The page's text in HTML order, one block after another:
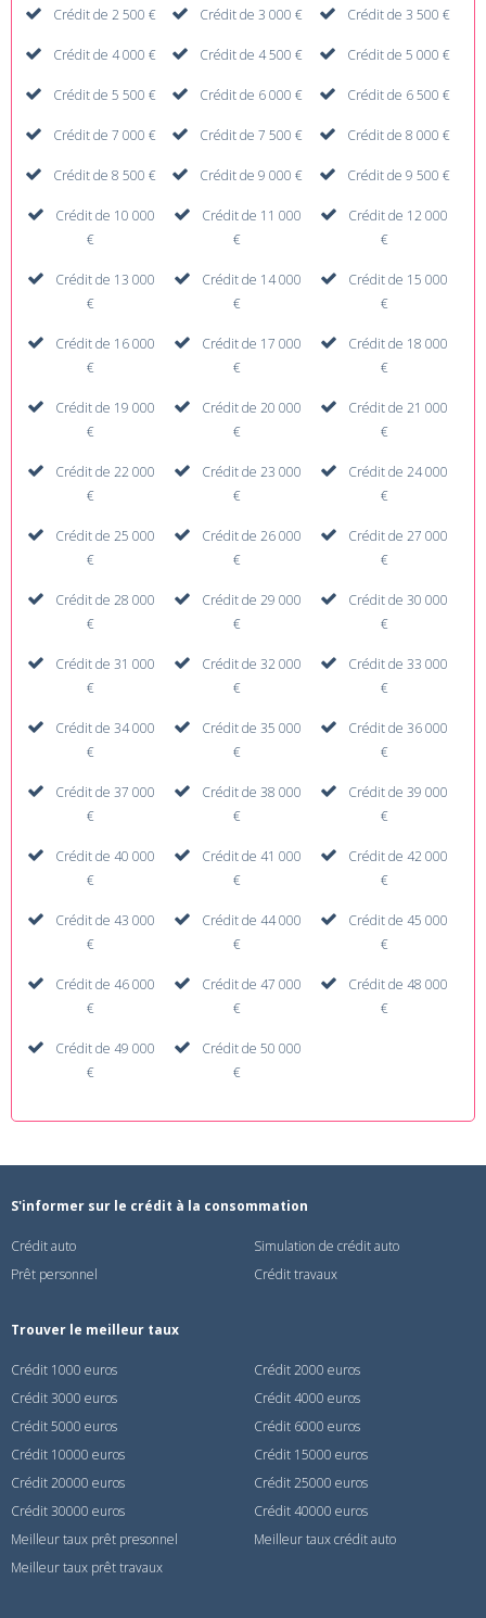
Crédit de 2 500 € Crédit de 3 000 € Crédit de 3 500 €
Crédit de 4 000 € Crédit de 4 500 € Crédit de 5 000 €
Crédit de 5 500 € Crédit de 6 000 € Crédit de 6 500 €
Crédit de 7 000 € Crédit de 7 500 € Crédit de 8 000 €
Crédit de 8 500 € Crédit de 9 000 € Crédit de 9 500 €
Crédit de 10 000
€
Crédit de 11 000
€
Crédit de 12 000
€
Crédit de 13 000
€
Crédit de 14 000
€
Crédit de 15 000
€
Crédit de 16 000
€
Crédit de 17 000
€
Crédit de 18 000
€
Crédit de 19 000
€
Crédit de 20 000
€
Crédit de 21 000
€
Crédit de 22 000
€
Crédit de 23 000
€
Crédit de 24 000
€
Crédit de 25 000
€
Crédit de 26 000
€
Crédit de 27 000
€
Crédit de 28 000
€
Crédit de 29 000
€
Crédit de 30 000
€
Crédit de 31 000
€
Crédit de 32 000
€
Crédit de 33 000
€
Crédit de 34 000
€
Crédit de 35 000
€
Crédit de 36 000
€
Crédit de 37 000
€
Crédit de 38 000
€
Crédit de 39 000
€
Crédit de 40 000
€
Crédit de 41 000
€
Crédit de 42 000
€
Crédit de 43 000
€
Crédit de 44 000
€
Crédit de 45 000
€
Crédit de 46 000
€
Crédit de 47 000
€
Crédit de 48 000
€
Crédit de 49 000
€
Crédit de 50 000
€
S'informer sur le crédit à la consommation
Crédit auto
Simulation de crédit auto
Prêt personnel
Crédit travaux
Trouver le meilleur taux
Crédit 1000 euros
Crédit 2000 euros
Crédit 3000 euros
Crédit 4000 euros
Crédit 5000 euros
Crédit 6000 euros
Crédit 10000 euros
Crédit 15000 euros
Crédit 20000 euros
Crédit 25000 euros
Crédit 30000 euros
Crédit 40000 euros
Meilleur taux prêt presonnel
Meilleur taux crédit auto
Meilleur taux prêt travaux